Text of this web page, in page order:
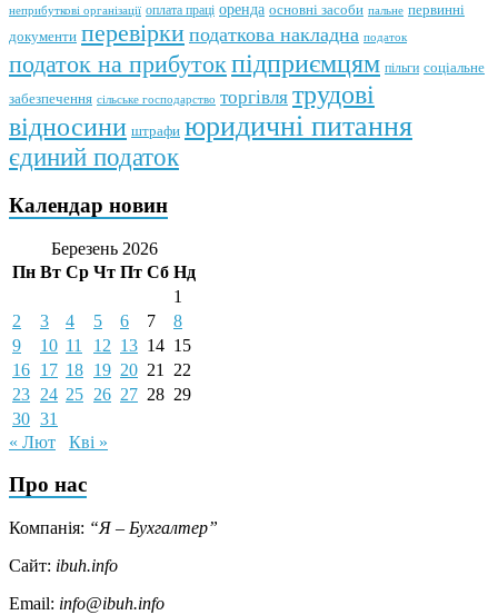
неприбуткові організації оплата праці оренда основні засоби пальне первинні
документи перевірки податкова накладна податок
податок на прибутокпідприємцям пільги соціальне
забезпечення сільське господарство торгівля трудові
відносини штрафи юридичні питання
єдиний податок
Календар новин
Березень 2026
Пн Вт Ср Чт Пт Сб Нд
1
2
3 4 5 6 7
8
9
10 11 12 13 14 15
16 17 18 19 20 21
22
23 24 25 26 27 28 29
30 31
« Лют
Кві »
Про нас
Компанія: “Я – Бухгалтер”
Сайт: ibuh.info
Email: info@ibuh.info